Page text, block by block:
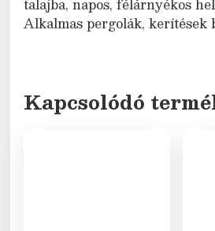
talajba, napos, félárnyékos
Alkalmas pergolák, kerítések
Kapcsolódó